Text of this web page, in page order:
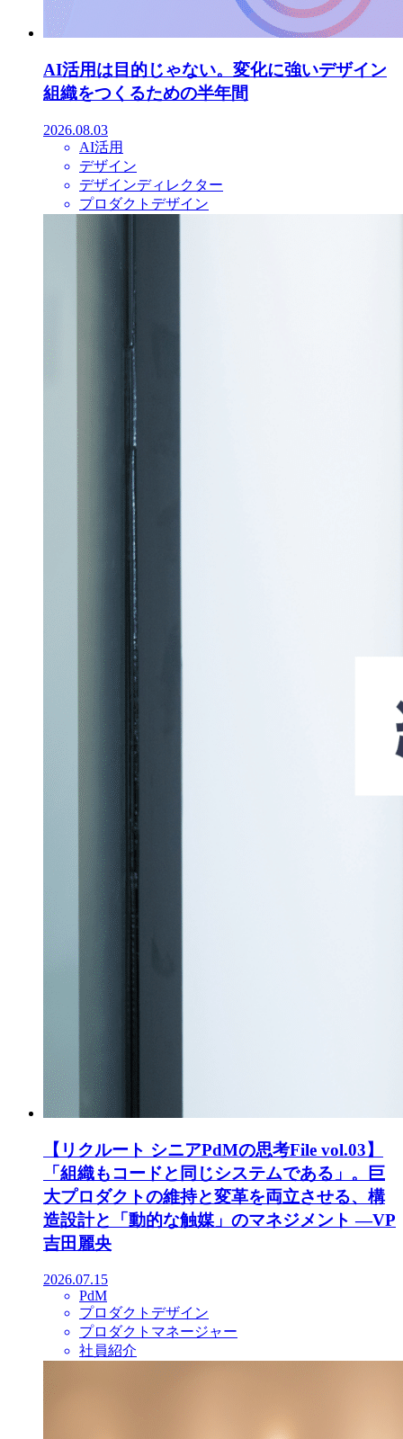
AI活用は目的じゃない。変化に強いデザイン
組織をつくるための半年間
2026.08.03
AI活用
デザイン
デザインディレクター
プロダクトデザイン
【リクルート シニアPdMの思考File vol.03】
「組織もコードと同じシステムである」。巨
大プロダクトの維持と変革を両立させる、構
造設計と「動的な触媒」のマネジメント ―VP
吉田麗央
2026.07.15
PdM
プロダクトデザイン
プロダクトマネージャー
社員紹介